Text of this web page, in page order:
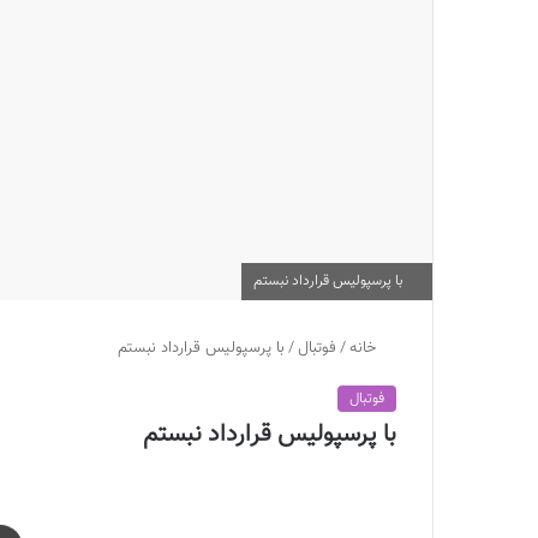
با پرسپولیس قرارداد نبستم
خانه/ فوتبال/ با پرسپولیس قرارداد نبستم
فوتبال
با پرسپولیس قرارداد نبستم